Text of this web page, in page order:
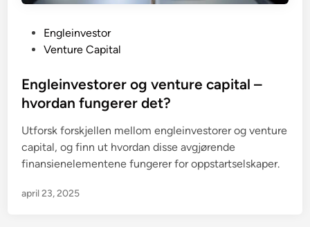
t
e
i
n
Engleinvestor
Venture Capital
Engleinvestorer og venture capital –
hvordan fungerer det?
Utforsk forskjellen mellom engleinvestorer og venture
capital, og finn ut hvordan disse avgjørende
finansienelementene fungerer for oppstartselskaper.
april 23, 2025